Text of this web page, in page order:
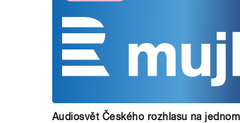
Audiosvět Českého rozhlasu na